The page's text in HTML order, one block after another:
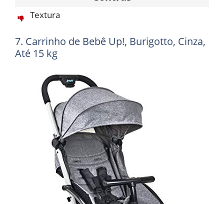
Textura
7. Carrinho de Bebê Up!, Burigotto, Cinza,
Até 15 kg